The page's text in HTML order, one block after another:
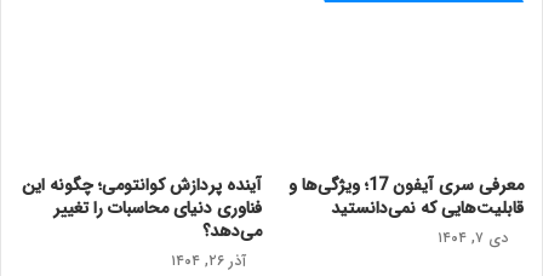
معرفی سری آیفون 17؛ ویژگی‌ها و
قابلیت‌هایی که نمی‌دانستید
دی ۷, ۱۴۰۴
آینده پردازش کوانتومی؛ چگونه این
فناوری دنیای محاسبات را تغییر
می‌دهد؟
آذر ۲۶, ۱۴۰۴